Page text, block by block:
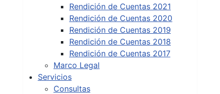
Rendición de Cuentas 2021
Rendición de Cuentas 2020
Rendición de Cuentas 2019
Rendición de Cuentas 2018
Rendición de Cuentas 2017
Marco Legal
Servicios
Consultas